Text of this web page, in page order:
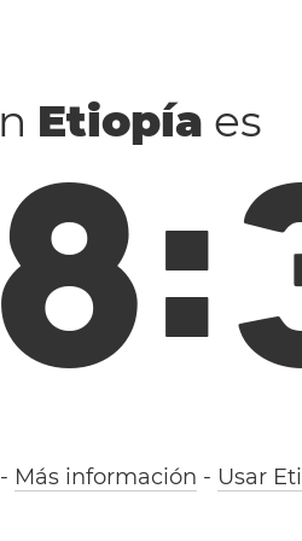
Etiopía es
8:
- Más información - Usar